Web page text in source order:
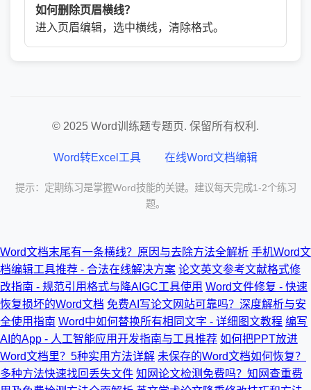
如何删除页眉横线？
进入页眉编辑，选中横线，清除格式。
© 2025 Word训练题专题页. 保留所有权利.
Word转Excel工具 在线Word文档编辑
提示：定期练习是掌握Word技能的关键。建议每天完成1-2个练习
题。
Word文档末尾有一条横线？原因与去除方法全解析 手机Word文
档编辑工具推荐 - 合法在线解决方案 论文英文参考文献格式修
改指南 - 规范引用格式与降AIGC工具使用 Word文件修复 - 快速
恢复损坏的Word文档 免费AI写论文网站可靠吗？深度解析与安
全使用指南 Word中如何替换所有相同文字 - 详细图文教程 编写
AI的App - 人工智能应用开发指南与工具推荐 如何把PPT放进
Word文档里？5种实用方法详解 未保存的Word文档如何恢复？
多种方法快速找回丢失文件 知网论文检测免费吗？知网查重费